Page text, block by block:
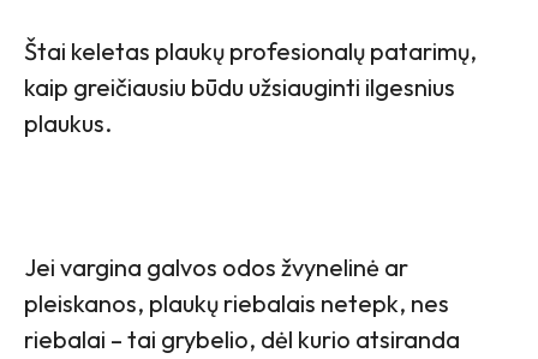
Štai keletas plaukų profesionalų patarimų,
kaip greičiausiu būdu užsiauginti ilgesnius
plaukus.
Jei vargina galvos odos žvynelinė ar
pleiskanos, plaukų riebalais netepk, nes
riebalai – tai grybelio, dėl kurio atsiranda